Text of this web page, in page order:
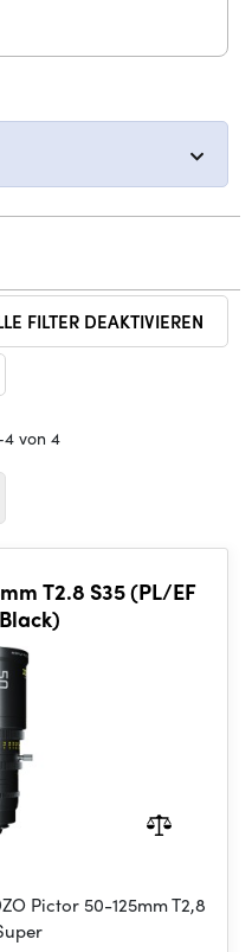
FILTER DEAKTIVIEREN
von 4
T2.8 S35 (PL/EF
Pictor 50-125mm T2,8